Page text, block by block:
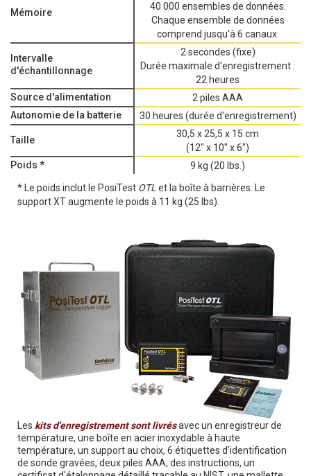
40 000 ensembles de données.
Chaque ensemble de données
comprend jusqu'à 6 canaux.
Mémoire
Intervalle
d'échantillonnage
2 secondes (fixe)
Durée maximale d'enregistrement :
22 heures
Source d'alimentation
2 piles AAA
Autonomie de la batterie
30 heures (durée d'enregistrement)
Taille
30,5 x 25,5 x 15 cm
(12" x 10" x 6")
Poids *
9 kg (20 lbs.)
* Le poids inclut le PosiTest OTL et la boîte à barrières. Le
support XT augmente le poids à 11 kg (25 lbs).
Les kits d'enregistrement sont livrésavec un enregistreur de
température, une boîte en acier inoxydable à haute
température, un support au choix, 6 étiquettes d'identification
de sonde gravées, deux piles AAA, des instructions, un